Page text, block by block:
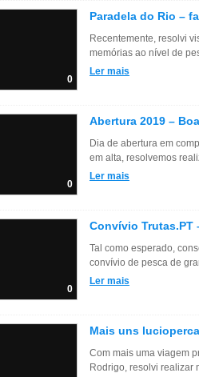
0
Paradela do Rio –
Recentemente, resolvi
memórias ao nível de
Ler mais
0
Abertura 2019 –
Dia de abertura em
em alta, resolvemos
Ler mais
0
Convívio Trutas.PT
Tal como esperado,
convívio de pesca de
Ler mais
Mais uns
Com mais uma viagem
Rodrigo, resolvi realizar